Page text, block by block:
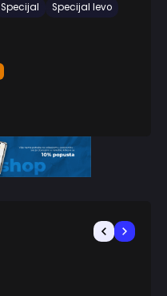
Specijal Specijal levo